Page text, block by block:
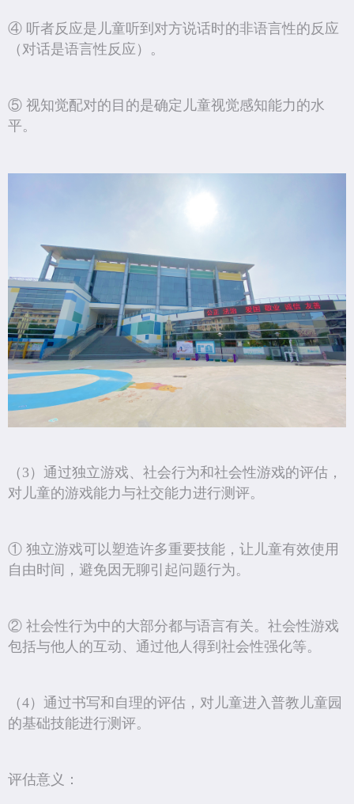
④ 听者反应是儿童听到对方说话时的非语言性的反应
（对话是语言性反应）。
⑤ 视知觉配对的目的是确定儿童视觉感知能力的水
平。
（3）通过独立游戏、社会行为和社会性游戏的评估，
对儿童的游戏能力与社交能力进行测评。
① 独立游戏可以塑造许多重要技能，让儿童有效使用
自由时间，避免因无聊引起问题行为。
② 社会性行为中的大部分都与语言有关。社会性游戏
包括与他人的互动、通过他人得到社会性强化等。
（4）通过书写和自理的评估，对儿童进入普教儿童园
的基础技能进行测评。
评估意义：